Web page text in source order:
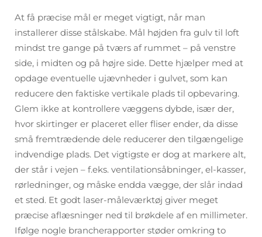
At få præcise mål er meget vigtigt, når man
installerer disse stålskabe. Mål højden fra gulv til loft
mindst tre gange på tværs af rummet – på venstre
side, i midten og på højre side. Dette hjælper med at
opdage eventuelle ujævnheder i gulvet, som kan
reducere den faktiske vertikale plads til opbevaring.
Glem ikke at kontrollere væggens dybde, især der,
hvor skirtinger er placeret eller fliser ender, da disse
små fremtrædende dele reducerer den tilgængelige
indvendige plads. Det vigtigste er dog at markere alt,
der står i vejen – f.eks. ventilationsåbninger, el-kasser,
rørledninger, og måske endda vægge, der slår indad
et sted. Et godt laser-måleværktøj giver meget
præcise aflæsninger ned til brøkdele af en millimeter.
Ifølge nogle brancherapporter støder omkring to